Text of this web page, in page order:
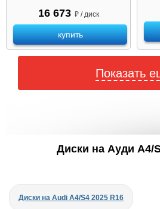
16 673 ₽ / диск
купить
Показать
Диски на Ауди A4/
Диски на Audi A4/S4 2025 R16